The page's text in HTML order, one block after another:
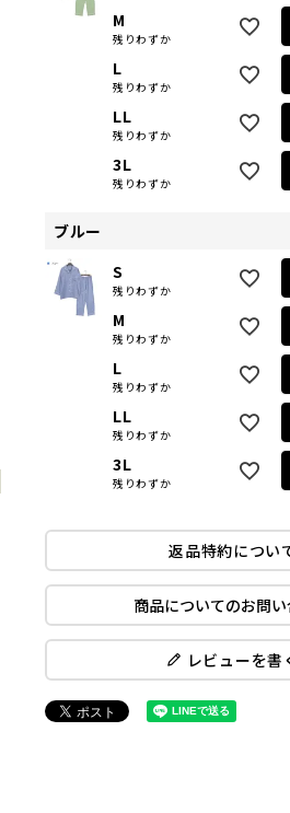
M
残りわずか
L
残りわずか
LL
残りわずか
3L
残りわずか
ブルー
S
残りわずか
M
残りわずか
L
残りわずか
LL
残りわずか
3L
残りわずか
返品特約につい
商品についてのお問
レビューを書